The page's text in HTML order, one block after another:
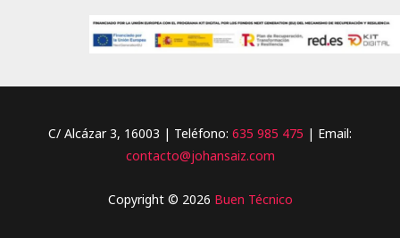
C/ Alcázar 3, 16003 | Teléfono: 635 985 475 | Email:
contacto@johansaiz.com
Copyright © 2026 Buen Técnico